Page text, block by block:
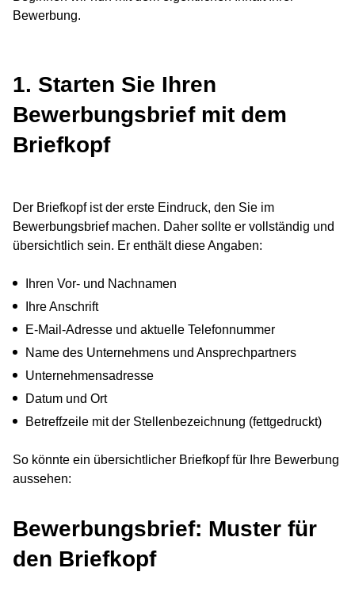
Bewerbung.
1. Starten Sie Ihren
Bewerbungsbrief mit dem
Briefkopf
Der Briefkopf ist der erste Eindruck, den Sie im
Bewerbungsbrief machen. Daher sollte er vollständig und
übersichtlich sein. Er enthält diese Angaben:
Ihren Vor- und Nachnamen
Ihre Anschrift
E-Mail-Adresse und aktuelle Telefonnummer
Name des Unternehmens und Ansprechpartners
Unternehmensadresse
Datum und Ort
Betreffzeile mit der Stellenbezeichnung (fettgedruckt)
So könnte ein übersichtlicher Briefkopf für Ihre Bewerbung
aussehen:
Bewerbungsbrief: Muster für
den Briefkopf